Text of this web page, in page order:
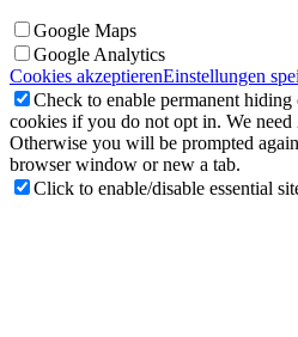
Google Maps
Google Analytics
Cookies akzeptierenEinstellungen
Check to enable permanent hiding
cookies if you do not opt in. We need
Otherwise you will be prompted
browser window or new a tab.
Click to enable/disable essential